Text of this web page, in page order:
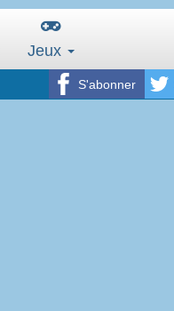
Jeux
S'abonner